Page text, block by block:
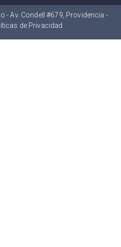
- Av. Condell #679, Providencia -
de Privacidad